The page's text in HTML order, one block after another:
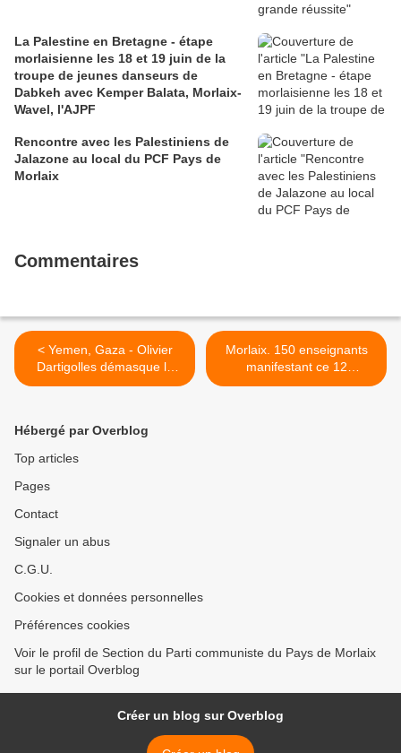
La Palestine en Bretagne - étape
morlaisienne les 18 et 19 juin de la
troupe de jeunes danseurs de
Dabkeh avec Kemper Balata, Morlaix-
Wavel, l'AJPF
Rencontre avec les Palestiniens de
Jalazone au local du PCF Pays de
Morlaix
Commentaires
< Yemen, Gaza - Olivier
Dartigolles démasque le
prétendu pacifisme de
Morlaix. 150 enseignants
manifestant ce 12
novembre pour une autre
Hébergé par Overblog
Top articles
Pages
Contact
Signaler un abus
C.G.U.
Cookies et données personnelles
Préférences cookies
Voir le profil de Section du Parti communiste du Pays de Morlaix
sur le portail Overblog
Créer un blog sur Overblog